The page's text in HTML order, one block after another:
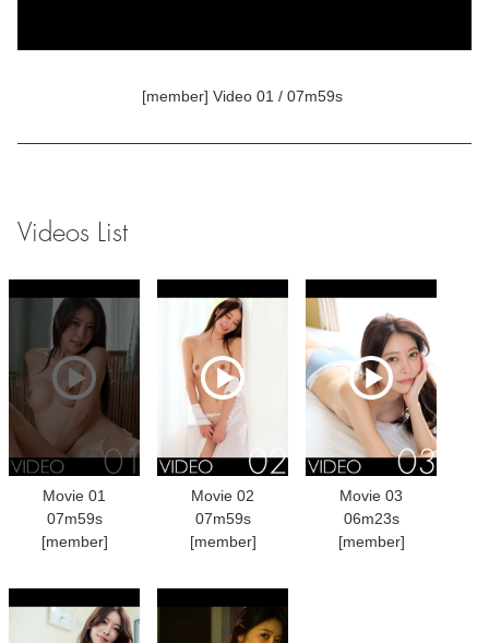
[member] Video 01 / 07m59s
Videos List
Movie 01
07m59s
[member]
Movie 02
07m59s
[member]
Movie 03
06m23s
[member]